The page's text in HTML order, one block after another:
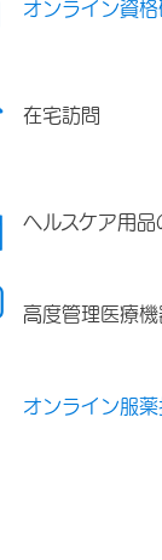
オンライン資格
在宅訪問
ヘルスケア用品
高度管理医療
オンライン服